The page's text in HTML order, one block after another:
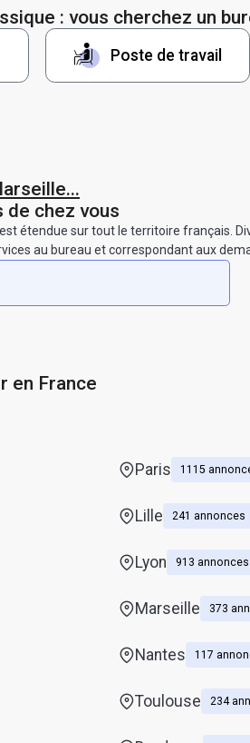
: vous cherchez un
Poste de travail
de chez vous
étendue sur tout le territoire français.
au bureau et correspondant aux
en France
Paris 1115
Lille 241 annonces
Lyon 913 annonces
Marseille 373
Nantes 117
Toulouse 234